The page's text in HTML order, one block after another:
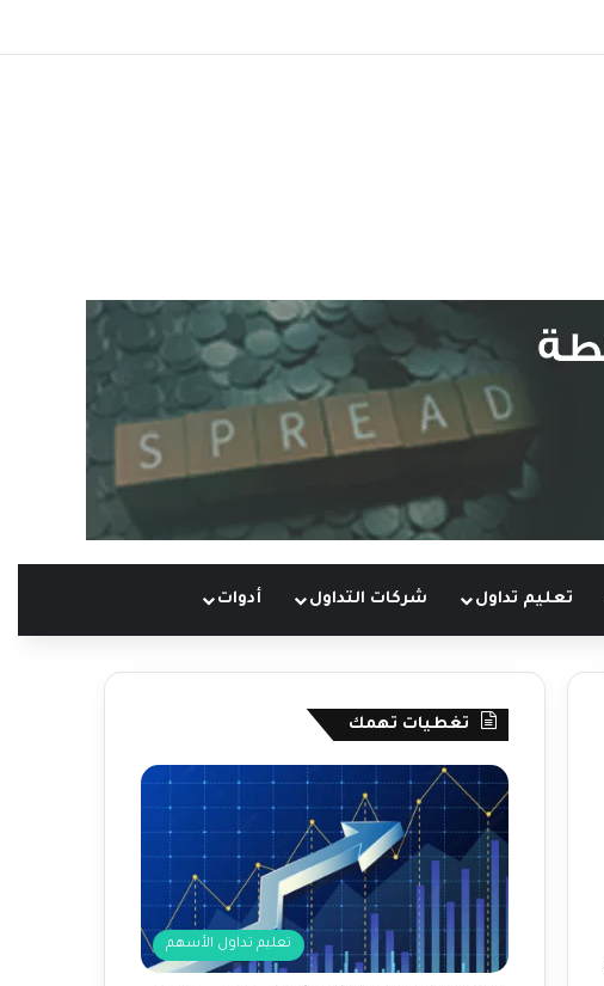
تعليم تداول شركات التداول أدوات
تغطيات تهمك
تعليم تداول الأسهم